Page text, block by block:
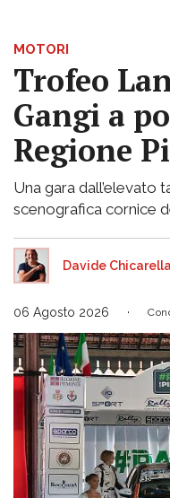
MOTORI
Trofeo
Gangi a
Regione
Una gara dall’elevato
scenografica cornice
Davide Chicarella
06 Agosto 2026